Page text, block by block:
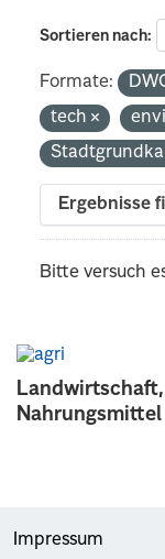
Nahrungsmittel
Sortieren nach
Formate:
tech
Ergebnisse
Bitte versuch
Impressum